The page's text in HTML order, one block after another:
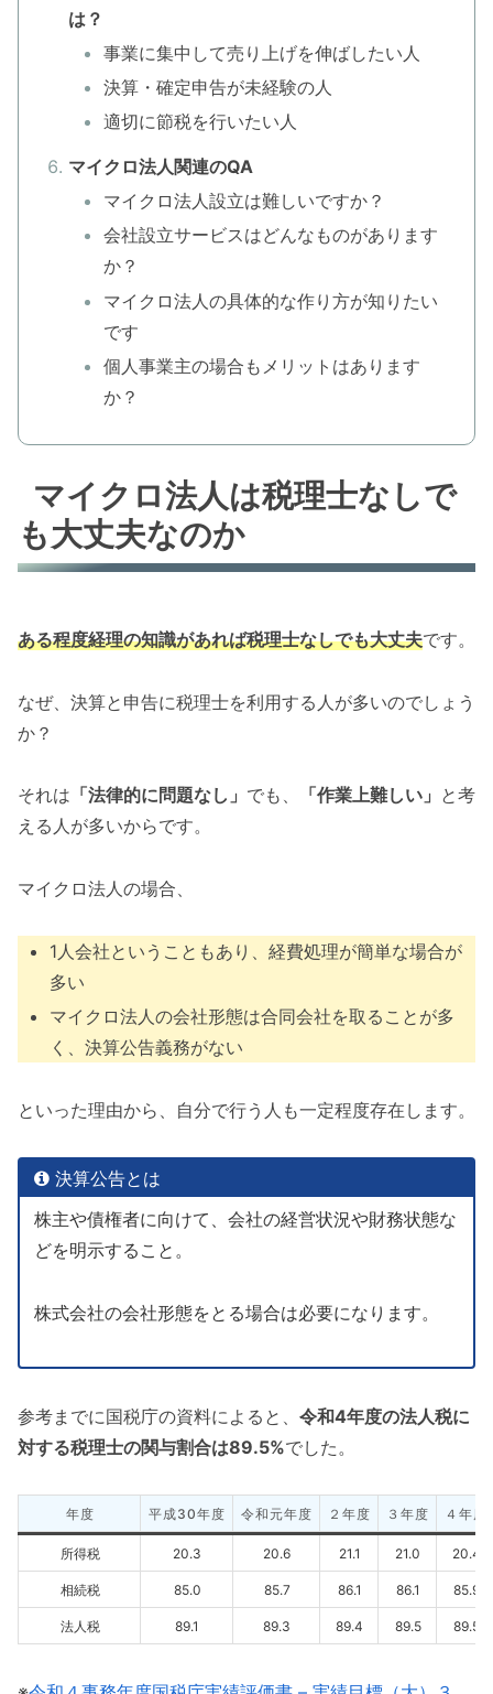
は？
事業に集中して売り上げを伸ばしたい人
決算・確定申告が未経験の人
適切に節税を行いたい人
マイクロ法人関連のQA
マイクロ法人設立は難しいですか？
会社設立サービスはどんなものがあります
か？
マイクロ法人の具体的な作り方が知りたい
です
個人事業主の場合もメリットはあります
か？
マイクロ法人は税理士なしで
も大丈夫なのか
ある程度経理の知識があれば税理士なしでも大丈夫です。
なぜ、決算と申告に税理士を利用する人が多いのでしょう
か？
それは 「法律的に問題なし」 でも、 「作業上難しい」 と考
える人が多いからです。
マイクロ法人の場合、
1人会社ということもあり、経費処理が簡単な場合が
多い
マイクロ法人の会社形態は合同会社を取ることが多
く、決算公告義務がない
といった理由から、自分で行う人も一定程度存在します。
決算公告とは
株主や債権者に向けて、会社の経営状況や財務状態な
どを明示すること。
株式会社の会社形態をとる場合は必要になります。
参考までに国税庁の資料によると、 令和4年度の法人税に
対する税理士の関与割合は89.5%でした。
年度 平成30年度 令和元年度 ２年度 ３年度 ４年度
所得税 20.3 20.6 21.1 21.0 20.4
相続税 85.0 85.7 86.1 86.1 85.9
法人税 89.1 89.3 89.4 89.5 89.5